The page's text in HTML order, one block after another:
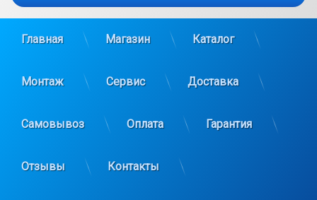
Главная Магазин Каталог
Монтаж Сервис Доставка
Самовывоз Оплата Гарантия
Отзывы Контакты